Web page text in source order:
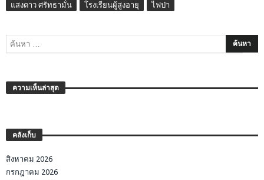
แสงดาว ศรัทธามั่น โรงเรียนผู้สูงอายุ ไฟป่า
ความเห็นล่าสุด
คลังเก็บ
สิงหาคม 2026
กรกฎาคม 2026